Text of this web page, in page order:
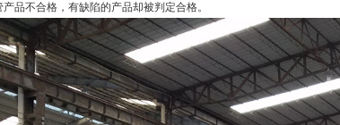
品不合格，有缺陷的产品却被判定合格。